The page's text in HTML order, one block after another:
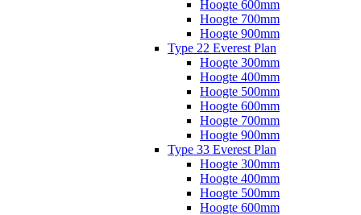
Hoogte 600mm
Hoogte 700mm
Hoogte 900mm
Type 22 Everest Plan
Hoogte 300mm
Hoogte 400mm
Hoogte 500mm
Hoogte 600mm
Hoogte 700mm
Hoogte 900mm
Type 33 Everest Plan
Hoogte 300mm
Hoogte 400mm
Hoogte 500mm
Hoogte 600mm